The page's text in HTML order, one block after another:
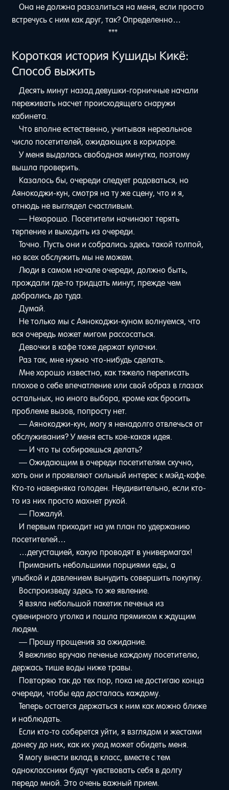
Она не должна разозлиться на меня, если просто
встречусь с ним как друг, так? Определенно…
***
Короткая история Кушиды Кикё:
Способ выжить
Десять минут назад девушки-горничные начали
переживать насчет происходящего снаружи
кабинета.
Что вполне естественно, учитывая нереальное
число посетителей, ожидающих в коридоре.
У меня выдалась свободная минутка, поэтому
вышла проверить.
Казалось бы, очереди следует радоваться, но
Аянокоджи-кун, смотря на ту же сцену, что и я,
отнюдь не выглядел счастливым.
— Нехорошо. Посетители начинают терять
терпение и выходить из очереди.
Точно. Пусть они и собрались здесь такой толпой,
но всех обслужить мы не можем.
Люди в самом начале очереди, должно быть,
прождали где-то тридцать минут, прежде чем
добрались до туда.
Думай.
Не только мы с Аянокоджи-куном волнуемся, что
вся очередь может мигом рассосаться.
Девочки в кафе тоже держат кулачки.
Раз так, мне нужно что-нибудь сделать.
Мне хорошо известно, как тяжело переписать
плохое о себе впечатление или свой образ в глазах
остальных, но иного выбора, кроме как бросить
проблеме вызов, попросту нет.
— Аянокоджи-кун, могу я ненадолго отвлечься от
обслуживания? У меня есть кое-какая идея.
— И что ты собираешься делать?
— Ожидающим в очереди посетителям скучно,
хоть они и проявляют сильный интерес к мэйд-кафе.
Кто-то наверняка голоден. Неудивительно, если кто-
то из них просто махнет рукой.
— Пожалуй.
И первым приходит на ум план по удержанию
посетителей…
…дегустацией, какую проводят в универмагах!
Приманить небольшими порциями еды, а
улыбкой и давлением вынудить совершить покупку.
Воспроизведу здесь то же явление.
Я взяла небольшой пакетик печенья из
сувенирного уголка и пошла прямиком к ждущим
людям.
— Прошу прощения за ожидание.
Я вежливо вручаю печенье каждому посетителю,
держась тише воды ниже травы.
Повторяю так до тех пор, пока не достигаю конца
очереди, чтобы еда досталась каждому.
Теперь остается держаться к ним как можно ближе
и наблюдать.
Если кто-то соберется уйти, я взглядом и жестами
донесу до них, как их уход может обидеть меня.
Я могу внести вклад в класс, вместе с тем
одноклассники будут чувствовать себя в долгу
передо мной. Это очень важный прием.